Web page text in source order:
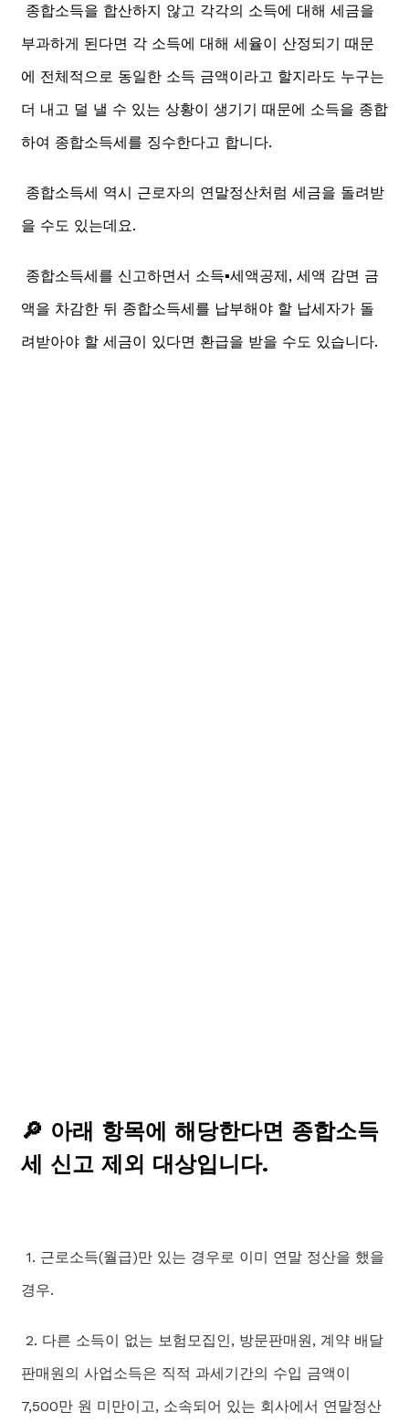
종합소득을 합산하지 않고 각각의 소득에 대해 세금을
부과하게 된다면 각 소득에 대해 세율이 산정되기 때문
에 전체적으로 동일한 소득 금액이라고 할지라도 누구는
더 내고 덜 낼 수 있는 상황이 생기기 때문에 소득을 종합
하여 종합소득세를 징수한다고 합니다.
종합소득세 역시 근로자의 연말정산처럼 세금을 돌려받
을 수도 있는데요.
종합소득세를 신고하면서 소득▪️세액공제, 세액 감면 금
액을 차감한 뒤 종합소득세를 납부해야 할 납세자가 돌
려받아야 할 세금이 있다면 환급을 받을 수도 있습니다.
🔎 아래 항목에 해당한다면 종합소득
세 신고 제외 대상입니다.
1. 근로소득(월급)만 있는 경우로 이미 연말 정산을 했을
경우.
2. 다른 소득이 없는 보험모집인, 방문판매원, 계약 배달
판매원의 사업소득은 직적 과세기간의 수입 금액이
7,500만 원 미만이고, 소속되어 있는 회사에서 연말정산